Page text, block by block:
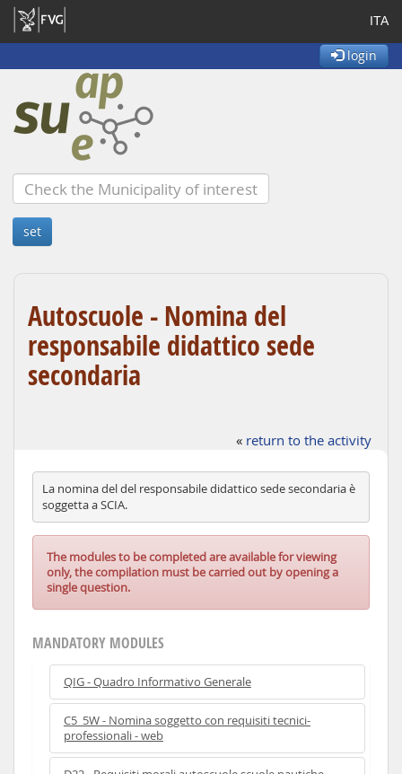
ITA
login
Autoscuole - Nomina del
responsabile didattico sede
secondaria
« return to the activity
La nomina del del responsabile didattico sede secondaria è
soggetta a SCIA.
The modules to be completed are available for viewing
only, the compilation must be carried out by opening a
single question.
MANDATORY MODULES
QIG - Quadro Informativo Generale
C5_5W - Nomina soggetto con requisiti tecnici-
professionali - web